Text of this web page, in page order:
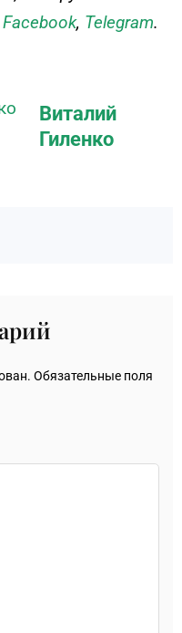
Facebook, Telegram.
Виталий
Гиленко
Обязательные поля